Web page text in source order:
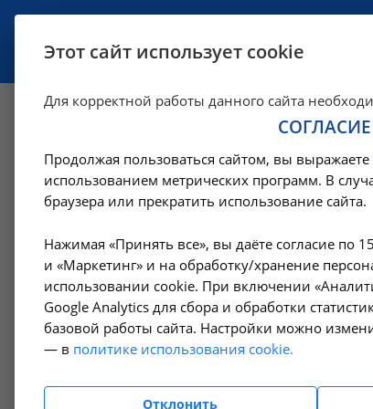
Описание и
изображений -
Цены в Москве — Рентгенологические исследования в
Амбулаторно-
поликлинические услуги
Гемодиализ
Этот сайт использует cookie
Для корректной работы данного сайта
СОГЛАСИЕ
Продолжая пользоваться сайтом, вы
использованием метрических программ. В
браузера или прекратить использование сайта.
Нажимая «Принять все», вы даёте согласие по
и «Маркетинг» и на обработку/хранение
использовании cookie. При включении
Google Analytics для сбора и обработки
базовой работы сайта. Настройки можно
— в политике использования cookie.
Отклонить